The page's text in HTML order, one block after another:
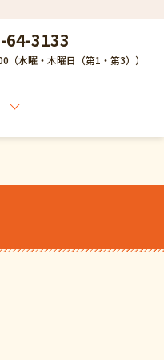
64-3133
（水曜・木曜日（第1・第3））